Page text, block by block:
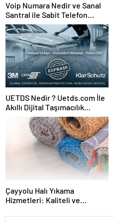
Voip Numara Nedir ve Sanal
Santral ile Sabit Telefon
İhtiyacı Nasıl Karşılanır
UETDS Nedir ? Uetds.com İle
Akıllı Dijital Taşımacılık
Yazılımı
Çayyolu Halı Yıkama
Hizmetleri: Kaliteli ve